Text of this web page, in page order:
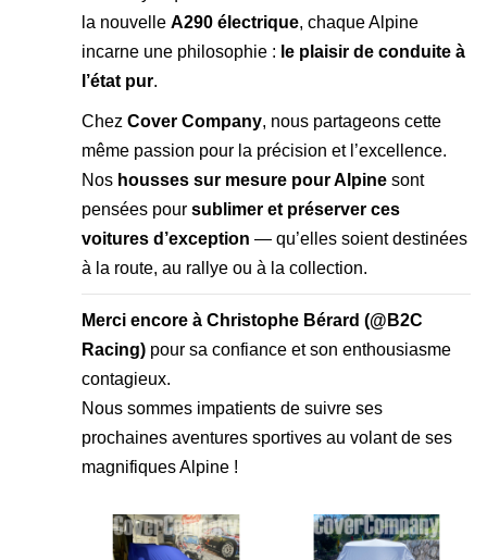
la nouvelle A290 électrique, chaque Alpine
incarne une philosophie : le plaisir de conduite à
l’état pur.
Chez Cover Company, nous partageons cette
même passion pour la précision et l’excellence.
Nos housses sur mesure pour Alpine sont
pensées pour sublimer et préserver ces
voitures d’exception — qu’elles soient destinées
à la route, au rallye ou à la collection.
Merci encore à Christophe Bérard (@B2C
Racing) pour sa confiance et son enthousiasme
contagieux.
Nous sommes impatients de suivre ses
prochaines aventures sportives au volant de ses
magnifiques Alpine !